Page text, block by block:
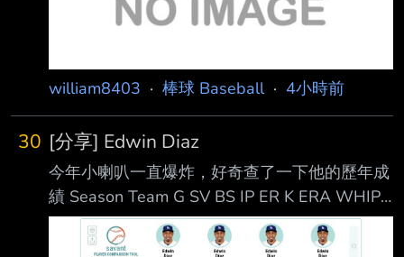
球場大螢幕將換上帥氣的出場動畫
william8403 · 棒球 Baseball· 4小時前
30 [分享] Edwin Diaz
今年小喇叭一直爆炸，好奇查了一下他的歷年成
績 Season Team G SV BS IP ER K ERA WHIP
BAA 2016 SEA 49 18 3 51.2 16 88 2.79 1.16
.226 2017 SEA 66 34 5 66.0 24 89 3.27 1.15